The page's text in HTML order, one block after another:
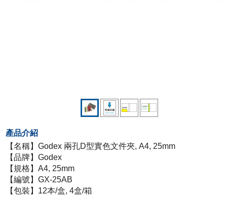
產品介紹
【名稱】Godex 兩孔D型實色文件夾, A4, 25mm
【品牌】Godex
【規格】A4, 25mm
【編號】GX-25AB
【包裝】12本/盒, 4盒/箱